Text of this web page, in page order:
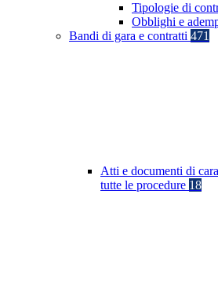
Tipologie di
Obblighi e
Bandi di gara e contratti 471
Atti e documenti di
tutte le procedure 18